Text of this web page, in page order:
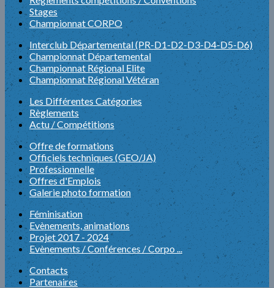
Stages
Championnat CORPO
Interclub Départemental (PR-D1-D2-D3-D4-D5-D6)
Championnat Départemental
Championnat Régional Elite
Championnat Régional Vétéran
Les Différentes Catégories
Règlements
Actu / Compétitions
Offre de formations
Officiels techniques (GEO/JA)
Professionnelle
Offres d'Emplois
Galerie photo formation
Féminisation
Evènements, animations
Projet 2017 - 2024
Evènements / Conférences / Corpo ...
Contacts
Partenaires